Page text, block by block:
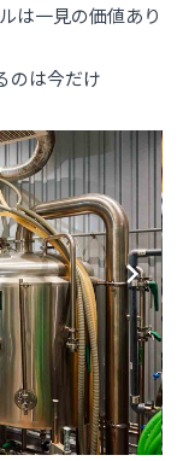
は一見の価値あり
のは今だけ